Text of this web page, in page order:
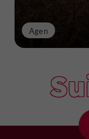
Agen